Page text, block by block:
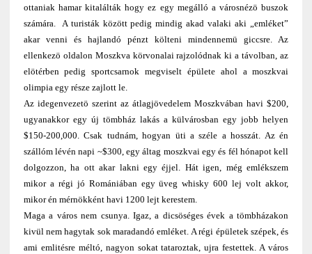
ottaniak hamar kitalálták hogy ez egy megálló a városnézö buszok
számára. A turisták között pedig mindig akad valaki aki „emléket”
akar venni és hajlandó pénzt költeni mindennemü giccsre. Az
ellenkezö oldalon Moszkva körvonalai rajzolódnak ki a távolban, az
elötérben pedig sportcsarnok megviselt épülete ahol a moszkvai
olimpia egy része zajlott le.
Az idegenvezetö szerint az átlagjövedelem Moszkvában havi $200,
ugyanakkor egy új tömbház lakás a külvárosban egy jobb helyen
$150-200,000. Csak tudnám, hogyan üti a széle a hosszát. Az én
szállóm lévén napi ~$300, egy áltag moszkvai egy és fél hónapot kell
dolgozzon, ha ott akar lakni egy éjjel. Hát igen, még emlékszem
mikor a régi jó Romániában egy üveg whisky 600 lej volt akkor,
mikor én mérnökként havi 1200 lejt kerestem.
Maga a város nem csunya. Igaz, a dicsöséges évek a tömbházakon
kivül nem hagytak sok maradandó emléket. A régi épületek szépek, és
ami emlitésre méltó, nagyon sokat tataroztak, ujra festettek. A város